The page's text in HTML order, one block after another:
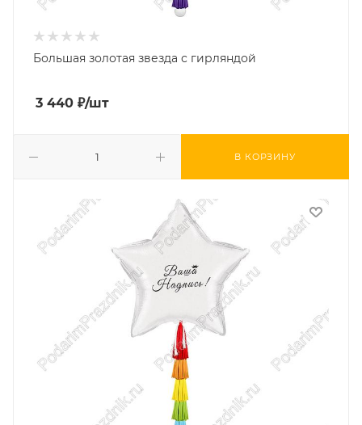
Большая золотая звезда с гирляндой
3 440 ₽/шт
В КОРЗИНУ